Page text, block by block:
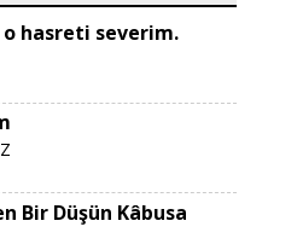
hasreti severim.
Bir Düşün Kâbusa